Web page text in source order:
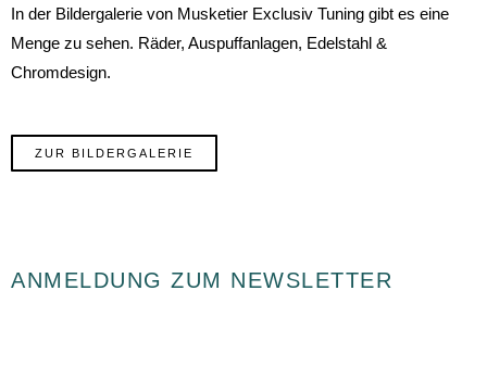
In der Bildergalerie von Musketier Exclusiv Tuning gibt es eine
Menge zu sehen. Räder, Auspuffanlagen, Edelstahl &
Chromdesign.
ZUR BILDERGALERIE
ANMELDUNG ZUM NEWSLETTER